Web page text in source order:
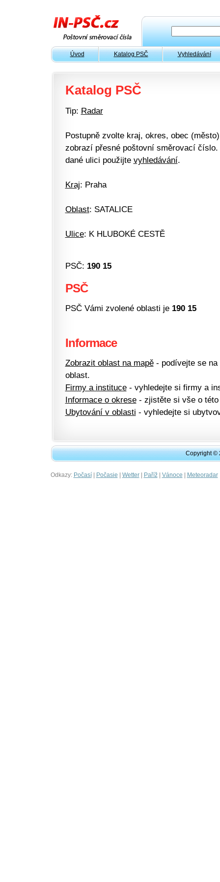
Úvod Katalog PSČ Vyhledávání
Katalog PSČ
Tip: Radar
Postupně zvolte kraj, okres, obec
zobrazí přesné poštovní směrovací
dané ulici použijte vyhledávání.
Kraj: Praha
Oblast: SATALICE
Ulice: K HLUBOKÉ CESTĚ
PSČ: 190 15
PSČ
PSČ Vámi zvolené oblasti je 190 15
Informace
Zobrazit oblast na mapě- podívejte se na
oblast.
Firmy a instituce- vyhledejte si firmy a
Informace o okrese- zjistěte si vše o této
Ubytování v oblasti - vyhledejte si
Copyright ©
Odkazy: Počasí| Počasie | Wetter| Paříž| Vánoce | Meteoradar